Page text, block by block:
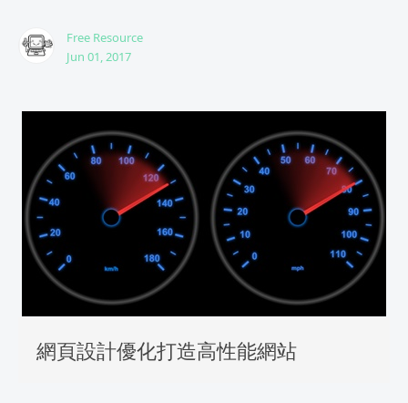
Free Resource
Jun 01, 2017
網頁設計優化打造高性能網站